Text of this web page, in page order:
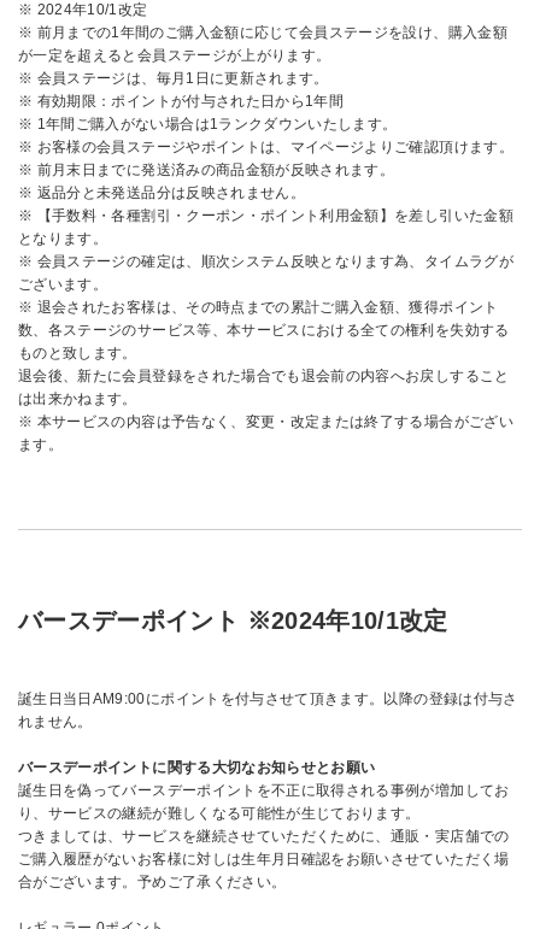
※ 2024年10/1改定
※ 前月までの1年間のご購入金額に応じて会員ステージを設け、購入金額
が一定を超えると会員ステージが上がります。
※ 会員ステージは、毎月1日に更新されます。
※ 有効期限：ポイントが付与された日から1年間
※ 1年間ご購入がない場合は1ランクダウンいたします。
※ お客様の会員ステージやポイントは、マイページよりご確認頂けます。
※ 前月末日までに発送済みの商品金額が反映されます。
※ 返品分と未発送品分は反映されません。
※ 【手数料・各種割引・クーポン・ポイント利用金額】を差し引いた金額
となります。
※ 会員ステージの確定は、順次システム反映となります為、タイムラグが
ございます。
※ 退会されたお客様は、その時点までの累計ご購入金額、獲得ポイント
数、各ステージのサービス等、本サービスにおける全ての権利を失効する
ものと致します。
退会後、新たに会員登録をされた場合でも退会前の内容へお戻しすること
は出来かねます。
※ 本サービスの内容は予告なく、変更・改定または終了する場合がござい
ます。
バースデーポイント ※2024年10/1改定
誕生日当日AM9:00にポイントを付与させて頂きます。以降の登録は付与さ
れません。
バースデーポイントに関する大切なお知らせとお願い
誕生日を偽ってバースデーポイントを不正に取得される事例が増加してお
り、サービスの継続が難しくなる可能性が生じております。
つきましては、サービスを継続させていただくために、通販・実店舗での
ご購入履歴がないお客様に対しは生年月日確認をお願いさせていただく場
合がございます。予めご了承ください。